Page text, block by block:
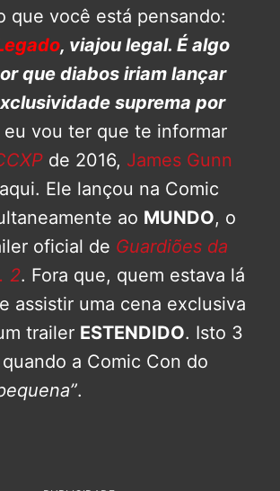
que você está pensando:
, viajou legal. É algo
que diabos iriam lançar
suprema por
eu vou ter que te informar
de 2016, James Gunn
Ele lançou na Comic
ao MUNDO, o
oficial de Guardiões da
2. Fora que, quem estava lá
assistir uma cena exclusiva
trailer ESTENDIDO. Isto 3
a Comic Con do
.